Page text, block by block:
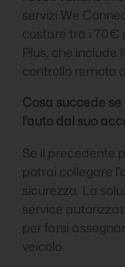
servizi We
costare tra i 70€
Plus, che include
controllo remoto
Cosa succede
l’auto dal suo
Se il precedente
potrai collegare
sicurezza. La
service
per farsi
veicolo.